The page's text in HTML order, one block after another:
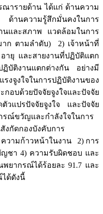
ณารายด้าน ได้แก่ ด้านความ
านความรู้สึกมั่นคงในการ
นและสภาพ แวดล้อมในการ
าก ตามลำดับ) 2) เจ้าหน้าที่
ายุ และสายงานที่ปฏิบัติแตก
ฏิบัติงานแตกต่างกัน อย่างมี
งจูงใจในการปฏิบัติงานของ
กอบด้วยปัจจัยจูงใจและปัจจัย
แปรปัจจัยจูงใจ และปัจจัย
รณ์ขวัญและกำลังใจในการ
งกัดกองบังคับการ
ความก้าวหน้าในงาน 2) การ
ชา 4) ความรับผิดชอบ และ
พยากรณ์ได้ร้อยละ 91.7 และ
ได้ดังนี้